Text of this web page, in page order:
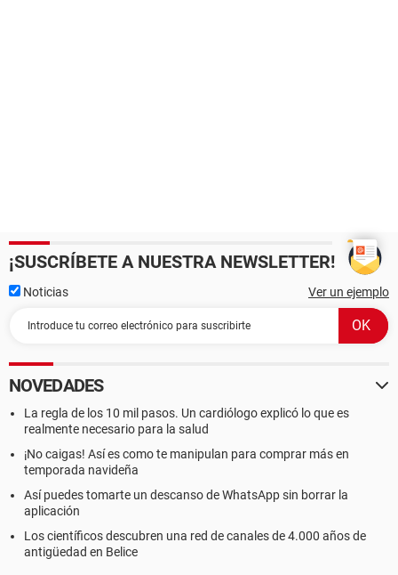
¡SUSCRÍBETE A NUESTRA NEWSLETTER!
Noticias Ver un ejemplo
NOVEDADES
La regla de los 10 mil pasos. Un cardiólogo explicó lo que es
realmente necesario para la salud
¡No caigas! Así es como te manipulan para comprar más en
temporada navideña
Así puedes tomarte un descanso de WhatsApp sin borrar la
aplicación
Los científicos descubren una red de canales de 4.000 años de
antigüedad en Belice